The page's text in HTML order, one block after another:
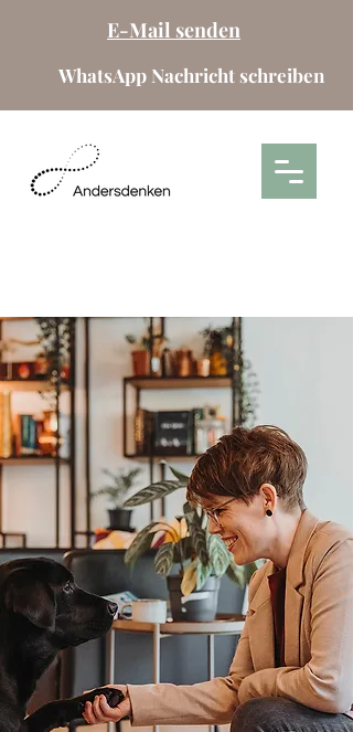
E-Mail senden
WhatsApp Nachricht schreiben